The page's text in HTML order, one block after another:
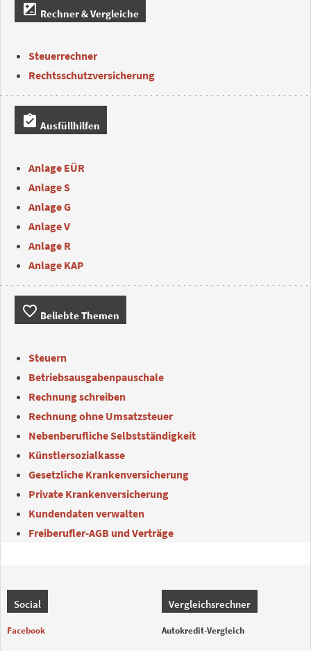
iso Rechner & Vergleiche
Steuerrechner
Rechtsschutzversicherung
assignment_turned_in Ausfüllhilfen
Anlage EÜR
Anlage S
Anlage G
Anlage V
Anlage R
Anlage KAP
favorite_border Beliebte Themen
Steuern
Betriebsausgabenpauschale
Rechnung schreiben
Rechnung ohne Umsatzsteuer
Nebenberufliche Selbstständigkeit
Künstlersozialkasse
Gesetzliche Krankenversicherung
Private Krankenversicherung
Kundendaten verwalten
Freiberufler-AGB und Verträge
Social
Facebook
Vergleichsrechner
Autokredit-Vergleich